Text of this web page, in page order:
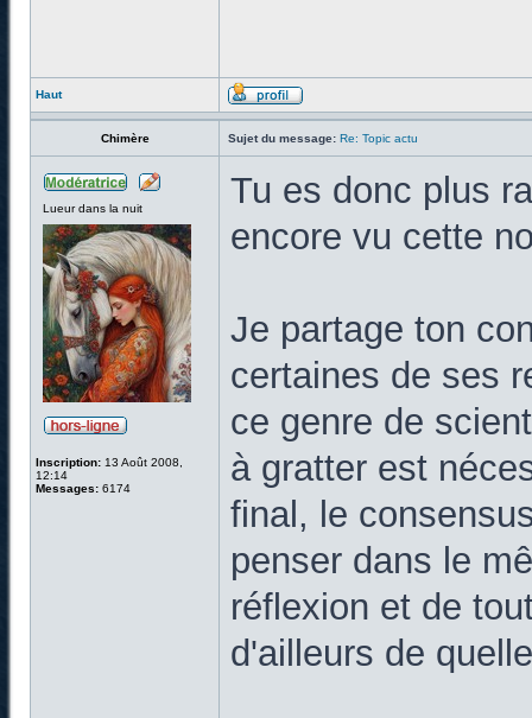
Haut
Chimère Sujet du message: Re: Topic actu
Lueur dans la nuit
Inscription: 13 Août 2008,
12:14
Messages: 6174
Tu es donc plus
encore vu cette
Je partage ton
certaines de ses
ce genre de
à gratter est
final, le
penser dans le
réflexion et de
d'ailleurs de